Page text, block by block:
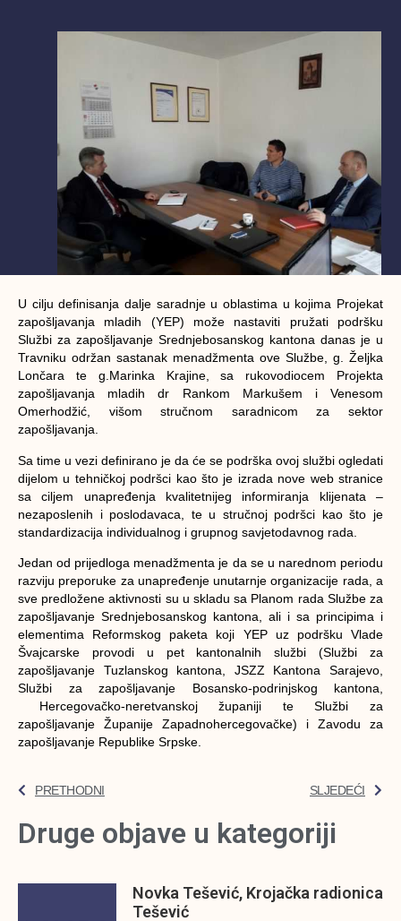
U cilju definisanja dalje saradnje u oblastima u kojima Projekat
zapošljavanja mladih (YEP) može nastaviti pružati podršku
Službi za zapošljavanje Srednjebosanskog kantona danas je u
Travniku održan sastanak menadžmenta ove Službe, g. Željka
Lončara te g.Marinka Krajine, sa rukovodiocem Projekta
zapošljavanja mladih dr Rankom Markušem i Venesom
Omerhodžić, višom stručnom saradnicom za sektor
zapošljavanja.
Sa time u vezi definirano je da će se podrška ovoj službi ogledati
dijelom u tehničkoj podršci kao što je izrada nove web stranice
sa ciljem unapređenja kvalitetnijeg informiranja klijenata –
nezaposlenih i poslodavaca, te u stručnoj podršci kao što je
standardizacija individualnog i grupnog savjetodavnog rada.
Jedan od prijedloga menadžmenta je da se u narednom periodu
razviju preporuke za unapređenje unutarnje organizacije rada, a
sve predložene aktivnosti su u skladu sa Planom rada Službe za
zapošljavanje Srednjebosanskog kantona, ali i sa principima i
elementima Reformskog paketa koji YEP uz podršku Vlade
Švajcarske provodi u pet kantonalnih službi (Službi za
zapošljavanje Tuzlanskog kantona, JSZZ Kantona Sarajevo,
Službi za zapošljavanje Bosansko-podrinjskog kantona,
Hercegovačko-neretvanskoj županiji te Službi za
zapošljavanje Županije Zapadnohercegovačke) i Zavodu za
zapošljavanje Republike Srpske.
PRETHODNI SLJEDEĆI
Druge objave u kategoriji
Novka Tešević, Krojačka radionica
Tešević